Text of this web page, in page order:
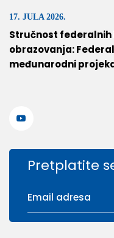
17. JULA 2026.
Stručnost federalnih
obrazovanja:
međunarodni
Pretplatite